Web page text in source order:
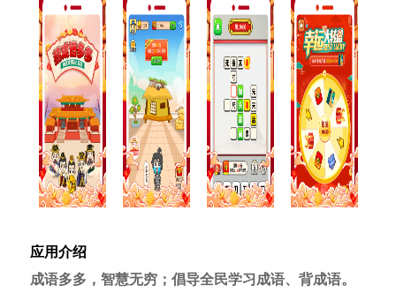
应用介绍
成语多多，智慧无穷；倡导全民学习成语、背成语。